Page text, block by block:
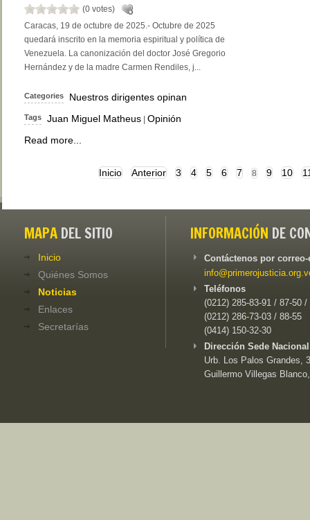
(0 votes)
Caracas, 19 de octubre de 2025.- Octubre de 2025
quedará inscrito en la memoria espiritual y política de
Venezuela. La canonización del doctor José Gregorio
Hernández y de la madre Carmen Rendiles, j...
Categories Nuestros dirigentes opinan
Tags Juan Miguel Matheus Opinión
Read more...
Inicio Anterior 3 4 5 6 7 8 9 10
MAPA DEL SITIO
Inicio
Quiénes Somos
Noticias
Enlaces
Secretarías
INFORMACIÓN DE
Contáctenos por
Teléfonos
(0212) 285-83-91 / 87-50 /
(0212) 286-73-03 / 88-55
(0414) 150-32-30
Dirección Sede
Urb. Los Palos Grandes,
Guillermo Villegas